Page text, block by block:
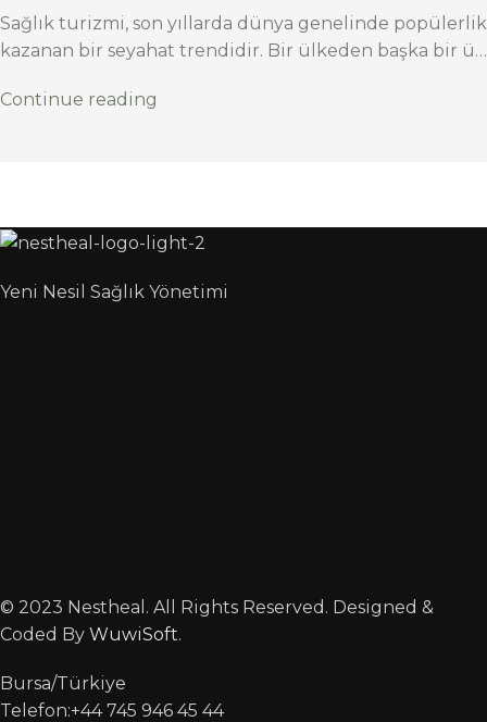
Sağlık turizmi, son yıllarda dünya genelinde popülerlik
kazanan bir seyahat trendidir. Bir ülkeden başka bir ü…
Continue reading
Yeni Nesil Sağlık Yönetimi
© 2023 Nestheal. All Rights Reserved. Designed &
Coded By WuwiSoft.
Bursa/Türkiye
Telefon:+44 745 946 45 44